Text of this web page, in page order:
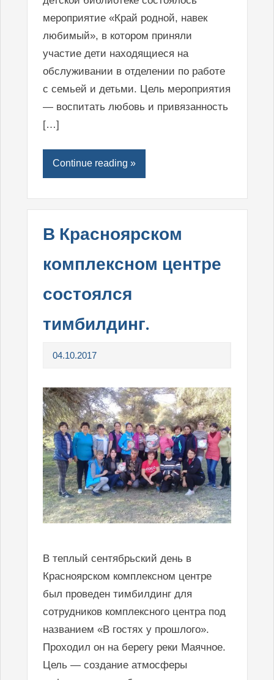
мероприятие «Край родной, навек
любимый», в котором приняли
участие дети находящиеся на
обслуживании в отделении по работе
с семьей и детьми. Цель мероприятия
— воспитать любовь и привязанность
[…]
Continue reading »
В Красноярском
комплексном центре
состоялся
тимбилдинг.
04.10.2017
В теплый сентябрьский день в
Красноярском комплексном центре
был проведен тимбилдинг для
сотрудников комплексного центра под
названием «В гостях у прошлого».
Проходил он на берегу реки Маячное.
Цель — создание атмосферы